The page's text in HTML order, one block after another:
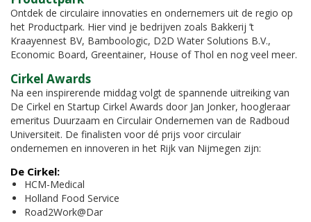
Ontdek de circulaire innovaties en ondernemers uit de regio op
het Productpark. Hier vind je bedrijven zoals Bakkerij ’t
Kraayennest BV, Bamboologic, D2D Water Solutions B.V.,
Economic Board, Greentainer, House of Thol en nog veel meer.
Cirkel Awards
Na een inspirerende middag volgt de spannende uitreiking van
De Cirkel en Startup Cirkel Awards door Jan Jonker, hoogleraar
emeritus Duurzaam en Circulair Ondernemen van de Radboud
Universiteit. De finalisten voor dé prijs voor circulair
ondernemen en innoveren in het Rijk van Nijmegen zijn:
De Cirkel:
HCM-Medical
Holland Food Service
Road2Work@Dar